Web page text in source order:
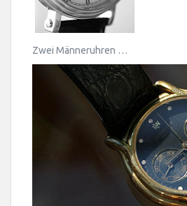
Zwei Männeruhren …